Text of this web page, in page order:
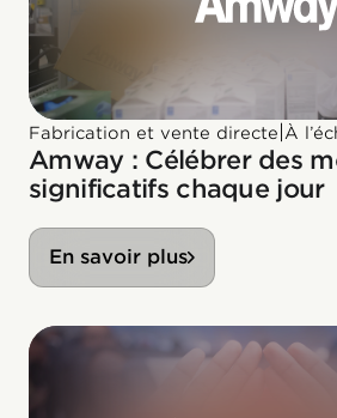
Fabrication et vente directe À
Amway : Célébrer des
significatifs chaque jour
En savoir plus